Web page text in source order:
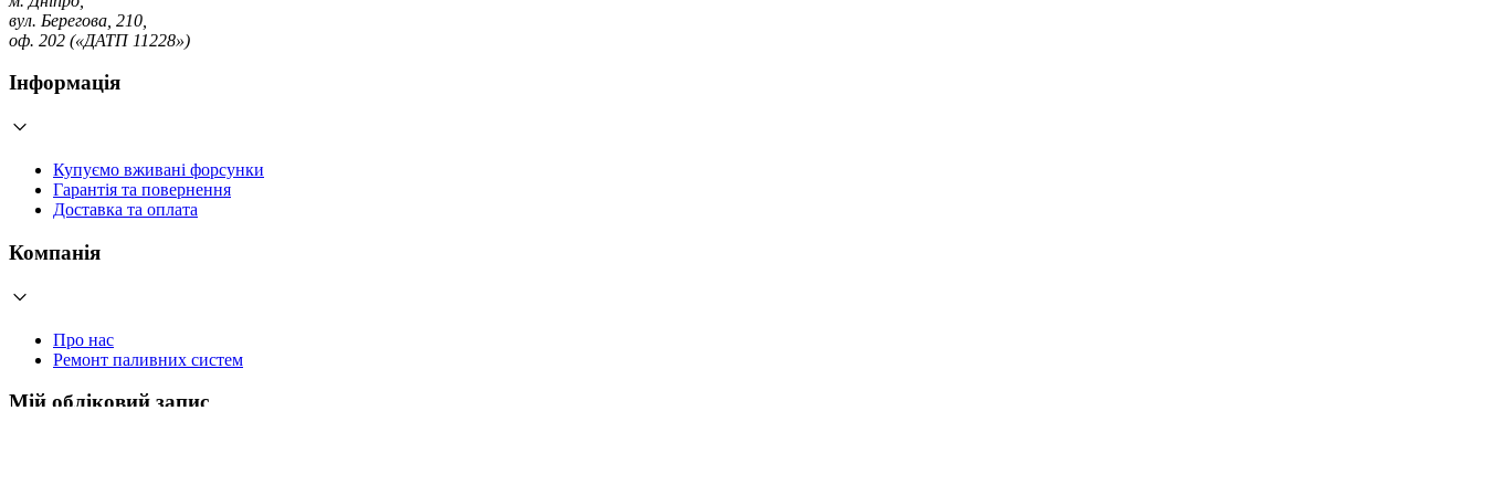
вул. Берегова, 210,
оф. 202 («ДАТП 11228»)
Інформація
Купуємо вживані форсунки
Гарантія та повернення
Доставка та оплата
Компанія
Про нас
Ремонт паливних систем
Мій обліковий запис